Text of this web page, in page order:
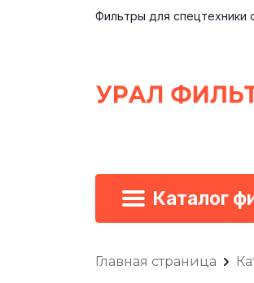
Каталог
Фильтры для спецтехники
Главная страница